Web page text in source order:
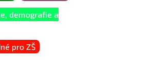
demografie a
pro ZŠ